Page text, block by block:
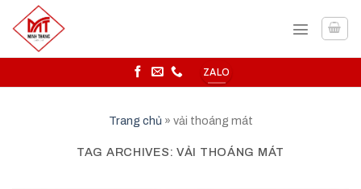
content
ZALO
Trang chủ » vải thoáng mát
TAG ARCHIVES: VẢI THOÁNG MÁT